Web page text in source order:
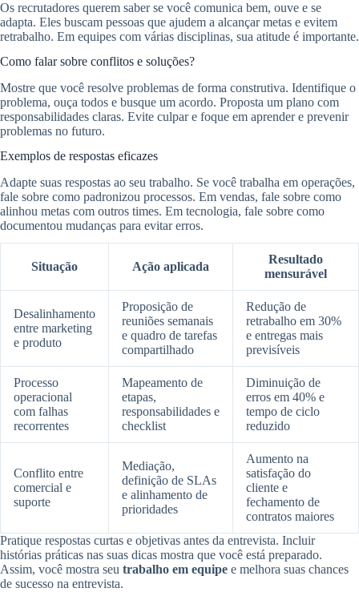
Os recrutadores querem saber se você comunica bem, ouve e se
adapta. Eles buscam pessoas que ajudem a alcançar metas e evitem
retrabalho. Em equipes com várias disciplinas, sua atitude é importante.
Como falar sobre conflitos e soluções?
Mostre que você resolve problemas de forma construtiva. Identifique o
problema, ouça todos e busque um acordo. Proposta um plano com
responsabilidades claras. Evite culpar e foque em aprender e prevenir
problemas no futuro.
Exemplos de respostas eficazes
Adapte suas respostas ao seu trabalho. Se você trabalha em operações,
fale sobre como padronizou processos. Em vendas, fale sobre como
alinhou metas com outros times. Em tecnologia, fale sobre como
documentou mudanças para evitar erros.
Situação Ação aplicada
Resultado
mensurável
Desalinhamento
entre marketing
e produto
Proposição de
reuniões semanais
e quadro de tarefas
compartilhado
Redução de
retrabalho em 30%
e entregas mais
previsíveis
Processo
operacional
com falhas
recorrentes
Mapeamento de
etapas,
responsabilidades e
checklist
Diminuição de
erros em 40% e
tempo de ciclo
reduzido
Conflito entre
comercial e
suporte
Mediação,
definição de SLAs
e alinhamento de
prioridades
Aumento na
satisfação do
cliente e
fechamento de
contratos maiores
Pratique respostas curtas e objetivas antes da entrevista. Incluir
histórias práticas nas suas dicas mostra que você está preparado.
Assim, você mostra seu trabalho em equipe e melhora suas chances
de sucesso na entrevista.